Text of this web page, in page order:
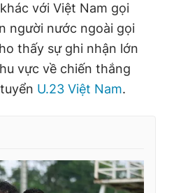
với Việt Nam gọi
người nước ngoài gọi
thấy sự ghi nhận lớn
vực về chiến thắng
U.23 Việt Nam.